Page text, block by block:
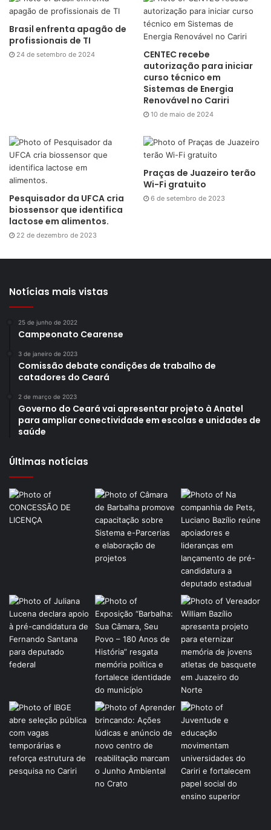
Brasil enfrenta apagão de
profissionais de TI
24 de setembro de 2024
CENTEC recebe
autorização para iniciar
curso técnico em
Sistemas de Energia
Renovável no Cariri
10 de maio de 2024
Pesquisador da UFCA cria
biossensor que identifica
lactose em alimentos.
22 de dezembro de 2023
Praças de Juazeiro terão
Wi-Fi gratuito
6 de setembro de 2023
Notícias mais vistas
25 de junho de 2022
Campeonato Cearense
3 de janeiro de 2023
Comissão debate condições de trabalho de
catadores do Ceará
2 de março de 2023
Governo do Ceará vai apresentar projeto à Anatel
para ampliar conectividade em escolas e unidades de
saúde
Últimas notícias